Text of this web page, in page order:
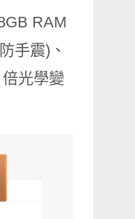
RAM
手震)、
光學變